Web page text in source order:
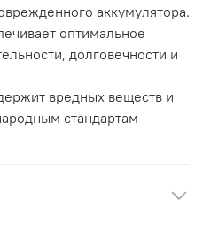
аккумулятора.
оптимальное
долговечности и
вредных веществ и
стандартам